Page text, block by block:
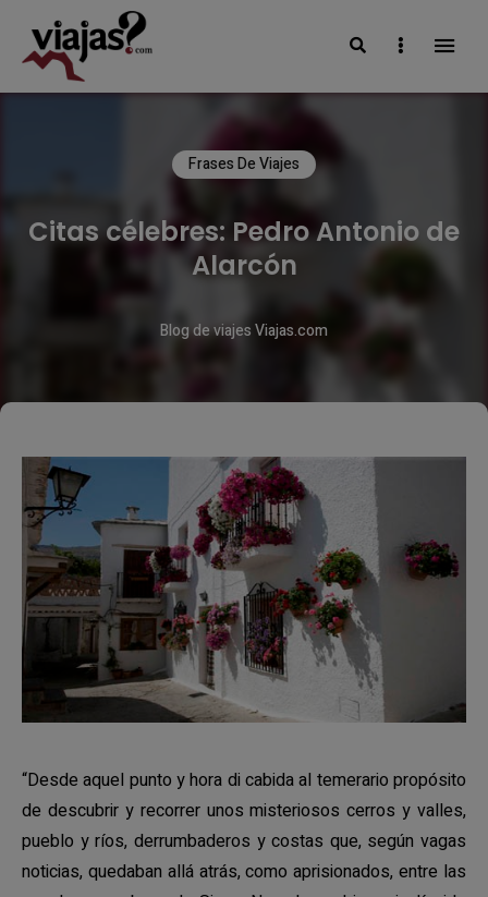
VIAJAS BLOG
SearchSidebar
Frases De Viajes
Citas célebres: Pedro Antonio de
Alarcón
Blog de viajes Viajas.com
“Desde aquel punto y hora di cabida al temerario propósito
de descubrir y recorrer unos misteriosos cerros y valles,
pueblo y ríos, derrumbaderos y costas que, según vagas
noticias, quedaban allá atrás, como aprisionados, entre las